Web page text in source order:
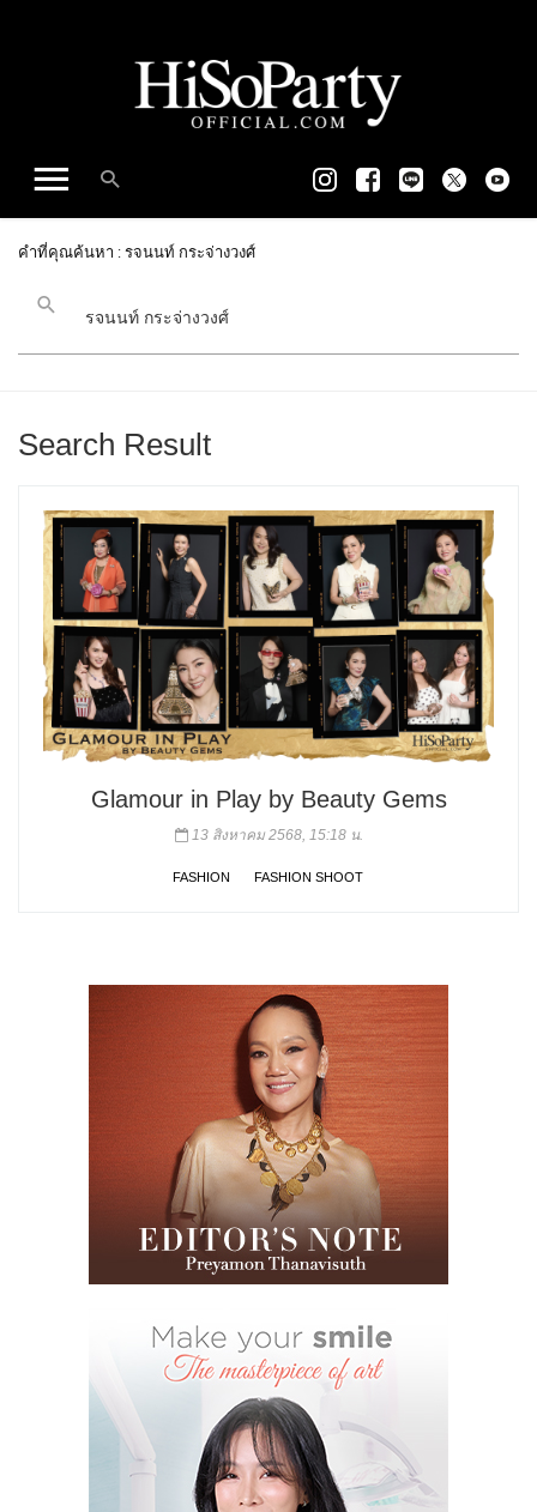
คำที่คุณค้นหา : รจนนท์ กระจ่างวงศ์
Search Result
Glamour in Play by Beauty Gems
13 สิงหาคม 2568, 15:18 น.
FASHION FASHION SHOOT